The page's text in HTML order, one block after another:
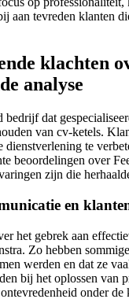
aan tevreden klanten
klachten
analyse
bedrijf dat
van cv-ketels.
te
beoordelingen over
zijn die
en
het gebrek aan
Zo hebben
werden en dat ze
bij het oplossen van
onder de